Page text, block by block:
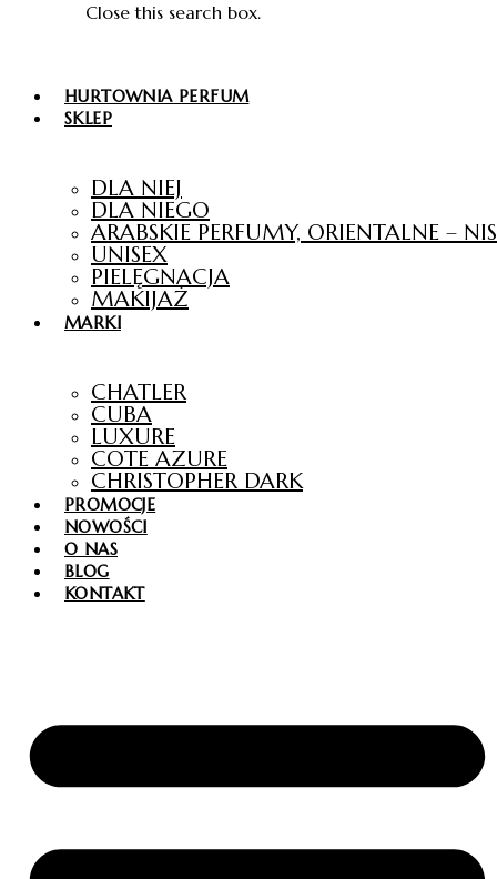
HURTOWNIA PERFUM
SKLEP
DLA NIEJ
DLA NIEGO
ARABSKIE PERFUMY, ORIENTALNE –
UNISEX
PIELĘGNACJA
MAKIJAŻ
MARKI
CHATLER
CUBA
LUXURE
COTE AZURE
CHRISTOPHER DARK
PROMOCJE
NOWOŚCI
O NAS
BLOG
KONTAKT
Close this search box.